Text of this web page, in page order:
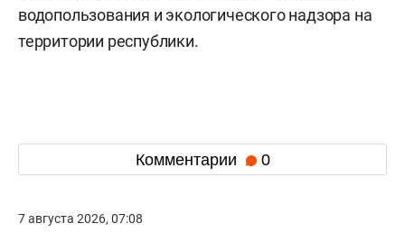
водопользования и экологического надзора на
территории республики.
Комментарии 0
7 августа 2026, 07:08